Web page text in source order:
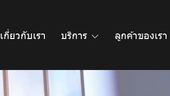
เกี่ยวกับเรา บริการ ลูกค้าของเรา